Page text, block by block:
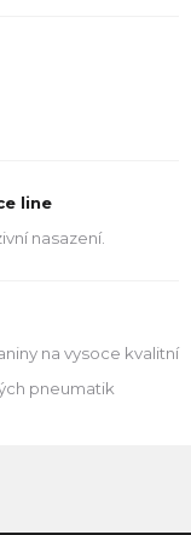
line
nasazení.
na vysoce kvalitní
pneumatik